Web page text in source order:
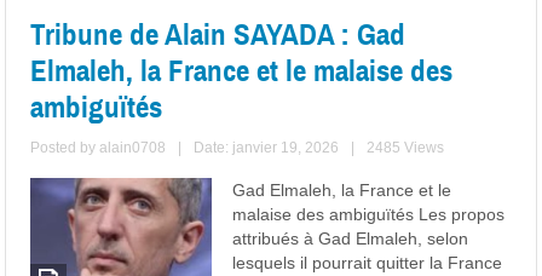
Tribune de Alain SAYADA : Gad
Elmaleh, la France et le malaise des
ambiguïtés
Posted byalain0708 Date: janvier 19, 2026 2485 Views
Gad Elmaleh, la France et le
malaise des ambiguïtés Les propos
attribués à Gad Elmaleh, selon
lesquels il pourrait quitter la France